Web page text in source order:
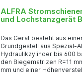
ALFRA
und Lochstanzgerät
Das Gerät besteht aus
Grundgestell aus Spezial-
Hydraulikzylinder bis 600 bar.
den Biegematrizen R=11
mm und einer